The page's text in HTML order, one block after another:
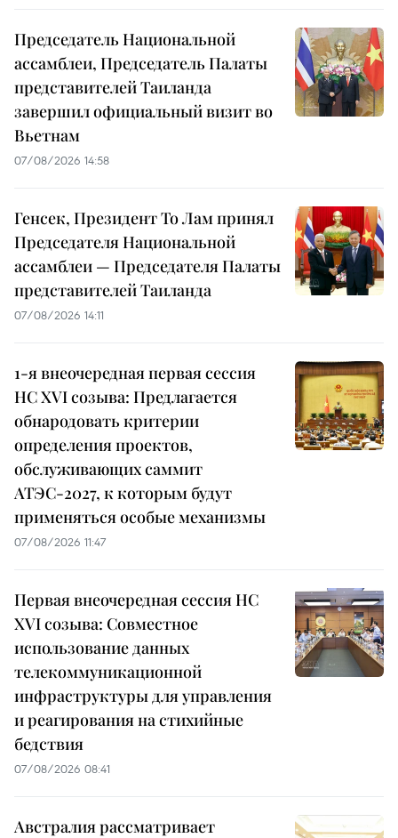
Председатель Национальной
ассамблеи, Председатель Палаты
представителей Таиланда
завершил официальный визит во
Вьетнам
07/08/2026 14:58
Генсек, Президент То Лам принял
Председателя Национальной
ассамблеи — Председателя Палаты
представителей Таиланда
07/08/2026 14:11
1-я внеочередная первая сессия
НС XVI созыва: Предлагается
обнародовать критерии
определения проектов,
обслуживающих саммит
АТЭС-2027, к которым будут
применяться особые механизмы
07/08/2026 11:47
Первая внеочередная сессия НС
XVI созыва: Совместное
использование данных
телекоммуникационной
инфраструктуры для управления
и реагирования на стихийные
бедствия
07/08/2026 08:41
Австралия рассматривает